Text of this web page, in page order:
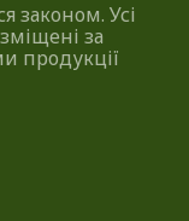
законом. Усі
за
продукції